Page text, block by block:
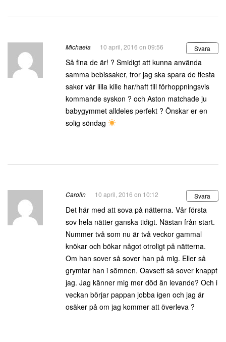
Michaela 10 april, 2016 on 09:56 Svara
Så fina de är! ? Smidigt att kunna använda
samma bebissaker, tror jag ska spara de flesta
saker vår lilla kille har/haft till förhoppningsvis
kommande syskon ? och Aston matchade ju
babygymmet alldeles perfekt ? Önskar er en
solig söndag
Carolin 10 april, 2016 on 10:12 Svara
Det här med att sova på nätterna. Vår första
sov hela nätter ganska tidigt. Nästan från start.
Nummer två som nu är två veckor gammal
knökar och bökar något otroligt på nätterna.
Om han sover så sover han på mig. Eller så
grymtar han i sömnen. Oavsett så sover knappt
jag. Jag känner mig mer död än levande? Och i
veckan börjar pappan jobba igen och jag är
osäker på om jag kommer att överleva ?